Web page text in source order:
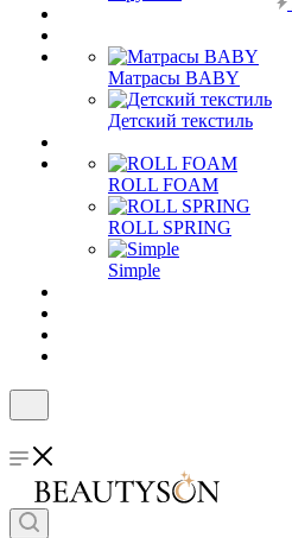
Матрасы BABY
Детский текстиль
ROLL FOAM
ROLL SPRING
Simple